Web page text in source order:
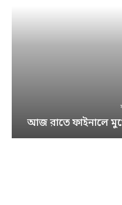
আজ রাতে ফাইনালে